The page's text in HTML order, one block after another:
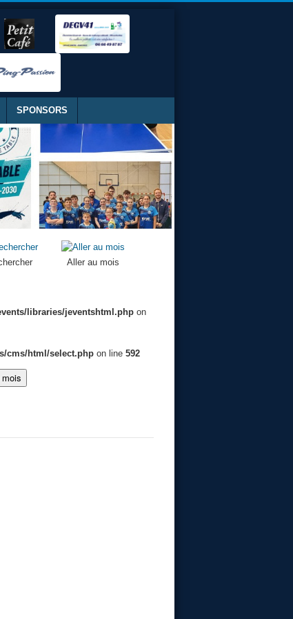
SPONSORS
Aller au mois
libraries/jeventshtml.phpon
cms/html/select.php on line592